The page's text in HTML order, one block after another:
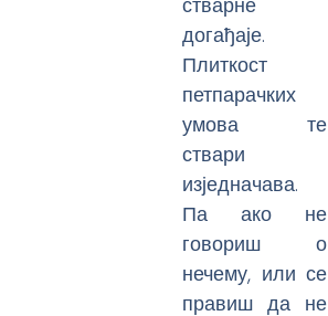
догађаје.
Плиткост
петпарачких
умова те
ствари
изједначава.
Па ако не
говориш о
нечему, или се
правиш да не